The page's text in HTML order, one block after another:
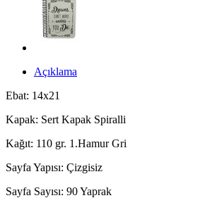
Açıklama
Ebat: 14x21
Kapak: Sert Kapak Spiralli
Kağıt: 110 gr. 1.Hamur Gri
Sayfa Yapısı: Çizgisiz
Sayfa Sayısı: 90 Yaprak